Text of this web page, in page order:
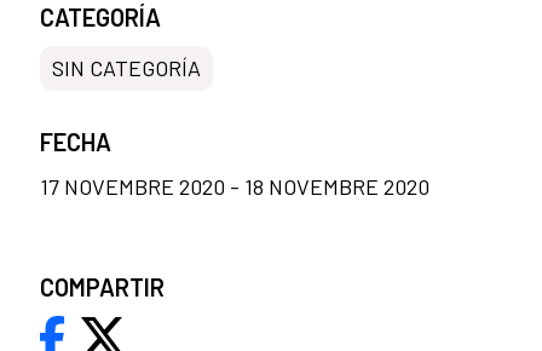
CATEGORÍA
SIN CATEGORÍA
FECHA
17 NOVEMBRE 2020 - 18 NOVEMBRE 2020
COMPARTIR